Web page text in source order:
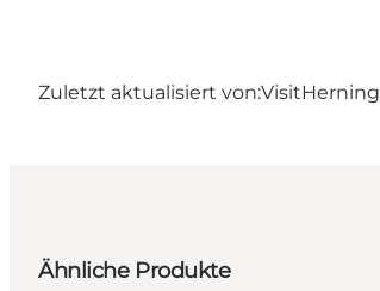
Zuletzt aktualisiert von:VisitHerning
Ähnliche Produkte